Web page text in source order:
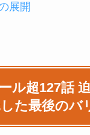
展開
ル超127話
た最後のバ